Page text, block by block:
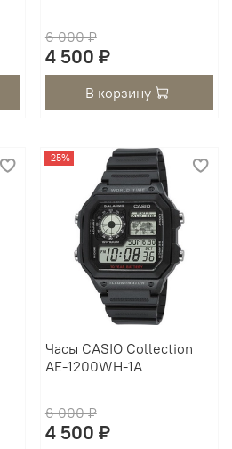
6 000 ₽
4 500 ₽
В корзину
-25%
Часы CASIO Collection
AE-1200WH-1A
6 000 ₽
4 500 ₽